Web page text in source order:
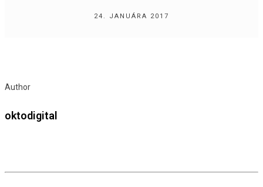
24. JANUÁRA 2017
Author
oktodigital